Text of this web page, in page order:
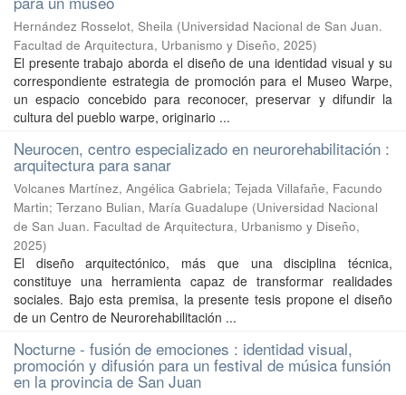
Hernández Rosselot, Sheila (Universidad Nacional de San Juan.
Facultad de Arquitectura, Urbanismo y Diseño, 2025)
El presente trabajo aborda el diseño de una identidad visual y su
correspondiente estrategia de promoción para el Museo Warpe,
un espacio concebido para reconocer, preservar y difundir la
cultura del pueblo warpe, originario ...
Neurocen, centro especializado en neurorehabilitación :
arquitectura para sanar
Volcanes Martínez, Angélica Gabriela; Tejada Villafañe, Facundo
Martin; Terzano Bulian, María Guadalupe (Universidad Nacional
de San Juan. Facultad de Arquitectura, Urbanismo y Diseño,
2025)
El diseño arquitectónico, más que una disciplina técnica,
constituye una herramienta capaz de transformar realidades
sociales. Bajo esta premisa, la presente tesis propone el diseño
de un Centro de Neurorehabilitación ...
Nocturne - fusión de emociones : identidad visual,
promoción y difusión para un festival de música funsión
en la provincia de San Juan